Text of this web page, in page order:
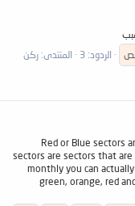
الردود: 3 المنتدى: ركن
Red or Blue sectors
sectors are sectors that
monthly you can
green, orange, red